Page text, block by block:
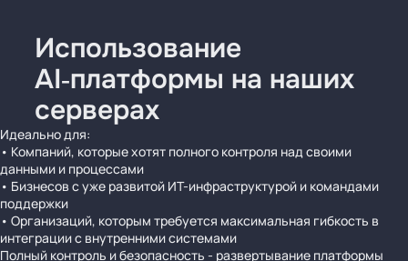
Использование
AI‑платформы на наших
серверах
Идеально для:
• Компаний, которые хотят полного контроля над своими
данными и процессами
• Бизнесов с уже развитой ИТ-инфраструктурой и командами
поддержки
• Организаций, которым требуется максимальная гибкость в
интеграции с внутренними системами
Полный контроль и безопасность - развертывание платформы